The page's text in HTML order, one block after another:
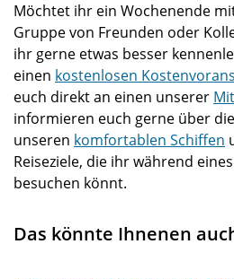
Möchtet ihr ein Wochenende
Gruppe von Freunden oder
ihr gerne etwas besser
einen kostenlosen
euch direkt an einen unserer
informieren euch gerne über
unseren komfortablen Schiffen
Reiseziele, die ihr während
besuchen könnt.
Das könnte Ihnenen